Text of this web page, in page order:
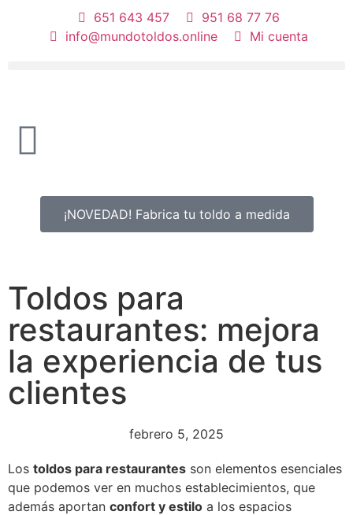
651 643 457
951 68 77 76
info@mundotoldos.online
Mi cuenta
¡NOVEDAD! Fabrica tu toldo a medida
Toldos para
restaurantes: mejora
la experiencia de tus
clientes
febrero 5, 2025
Los toldos para restaurantes son elementos esenciales
que podemos ver en muchos establecimientos, que
además aportan confort y estilo a los espacios